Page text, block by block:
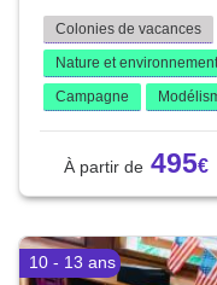
Colonies de vacances
Nature et environnement
Campagne
495
10 - 13 ans